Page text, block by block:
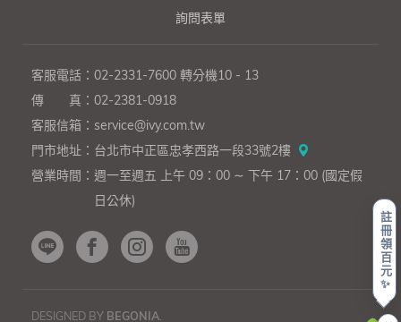
註
冊
領
百
元
✨
詢問表單
客服電話： 02-2331-7600 轉分機10 - 13
傳 真： 02-2381-0918
客服信箱： service@ivy.com.tw
門市地址： 台北市中正區忠孝西路一段33號2樓
營業時間： 週一至週五 上午 09：00 ∼ 下午 17：00 (國定假
日公休)
DESIGNED BY BEGONIA.